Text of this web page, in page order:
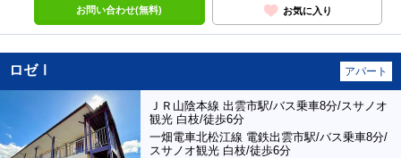
お問い合わせ(無料) お気に入り
ロゼⅠ アパート
ＪＲ山陰本線 出雲市駅/バス乗車8分/スサノオ
観光 白枝/徒歩6分
一畑電車北松江線 電鉄出雲市駅/バス乗車8分/
スサノオ観光 白枝/徒歩6分